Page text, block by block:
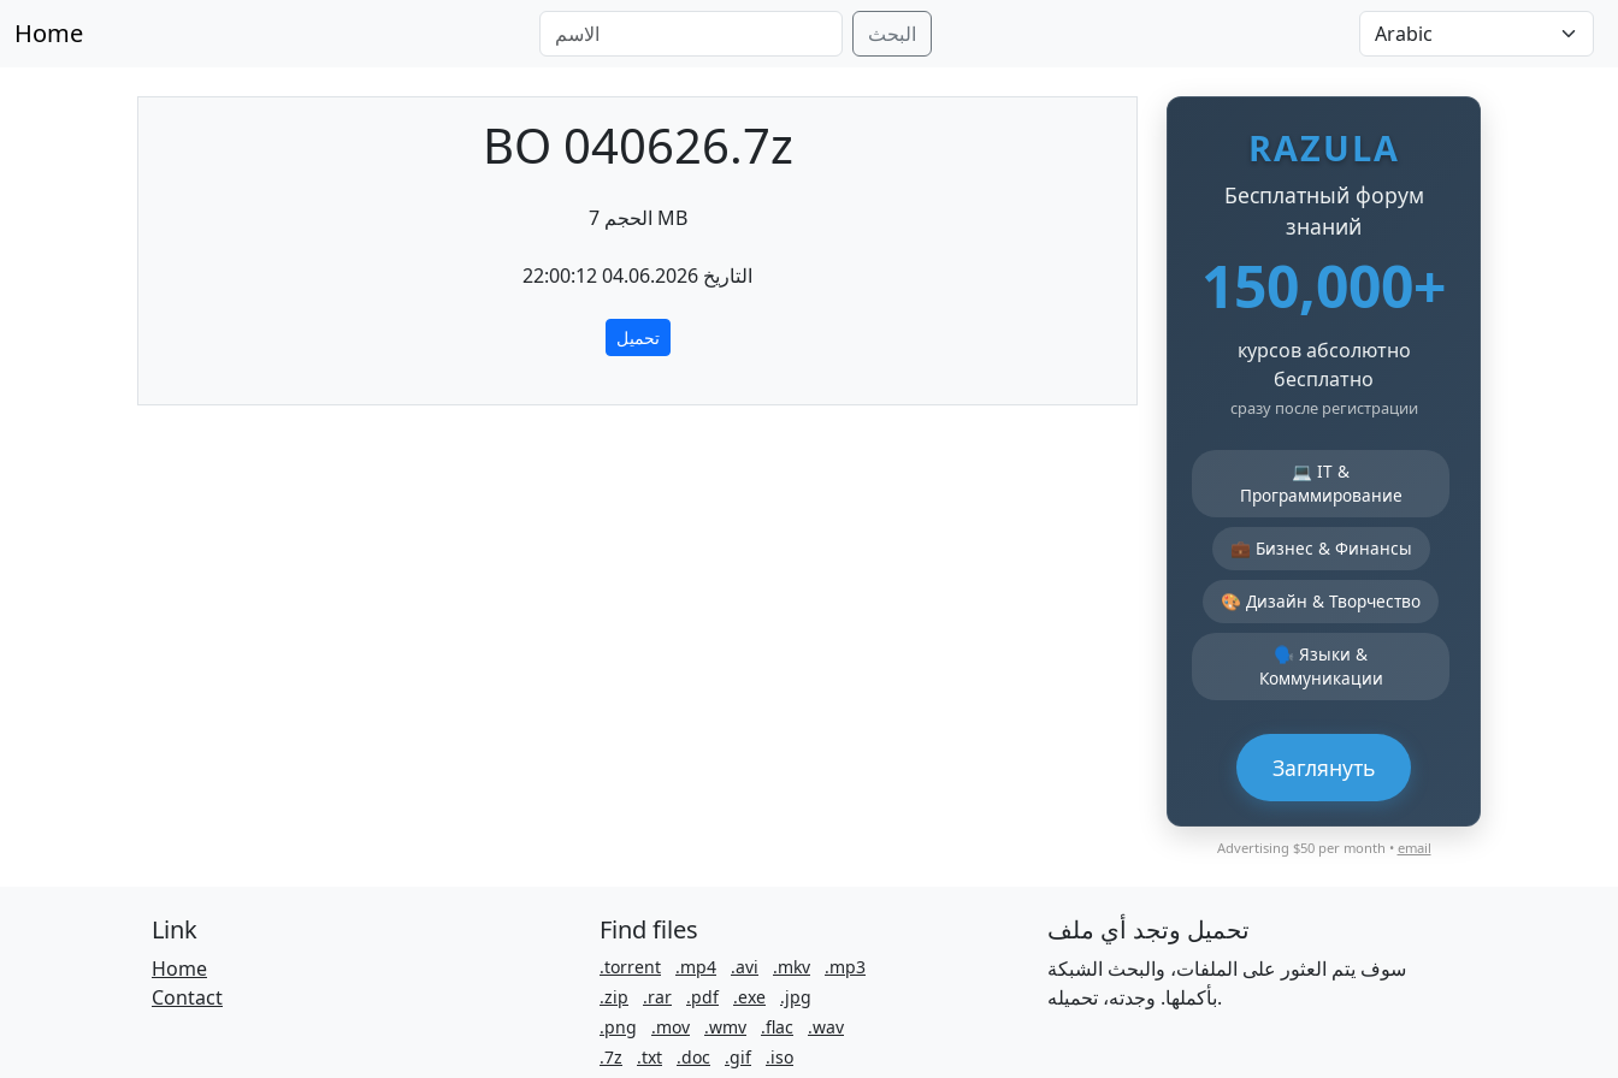
Home البحث
ВО 040626.7z
الحجم 7 MB
التاريخ 04.06.2026 22:00:12
تحميل
RAZULA
Бесплатный форум
знаний
150,000+
курсов абсолютно
бесплатно
сразу после регистрации
💻 IT &
Программирование
💼 Бизнес & Финансы
🎨 Дизайн & Творчество
🗣️ Языки &
Коммуникации
Заглянуть
Advertising $50 per month • email
Link
Home
Contact
Find files
.torrent .mp4 .avi .mkv
.mp3
.zip
.rar .pdf .exe
.jpg
.png
.mov .wmv .flac
.wav
.7z
.txt .doc .gif .iso
تحميل وتجد أي ملف
سوف يتم العثور على الملفات، والبحث الشبكة
بأكملها. وجدته، تحميله.